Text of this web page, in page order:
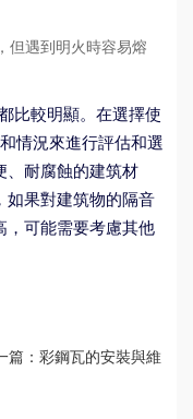
但遇到明火時容易熔
比較明顯。在選擇使
情況來進行評估和選
、耐腐蝕的建筑材
如果對建筑物的隔音
，可能需要考慮其他
篇： 彩鋼瓦的安裝與維